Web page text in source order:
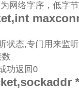
网络字序，低字
状态,专门用来监
功返回0